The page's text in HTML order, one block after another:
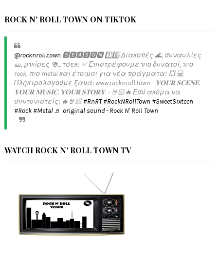
ROCK N' ROLL TOWN ON TIKTOK
@rocknroll.town 🆂🅴🅰🆂🅾🅽 1️⃣6️⃣ Διακοπές 🌊, συναυλίες
🎫, μπύρες 🍻... τσεκ! ✅️ Επιστρέφουμε πιο δυνατοί, πιο
rock, πιο metal και έτοιμοι για νέα πράγματα! 💥 💻
Πληκτρολογούμε ξανά: www.rocknroll.town - 𝐘𝐎𝐔𝐑 𝐒𝐂𝐄𝐍𝐄.
𝐘𝐎𝐔𝐑 𝐌𝐔𝐒𝐈𝐂. 𝐘𝐎𝐔𝐑 𝐒𝐓𝐎𝐑𝐘. - 🤘🏻🔥 Εσύ ακόμα να
συντονιστείς; 🔥🤘🏻#RnRT #RockNRollTown #SweetSixteen
#Rock #Metal ♬ original sound - Rock N' Roll Town
WATCH ROCK N' ROLL TOWN TV